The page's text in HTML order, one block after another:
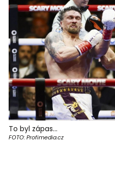
To byl zápas...
FOTO: Profimedia.cz